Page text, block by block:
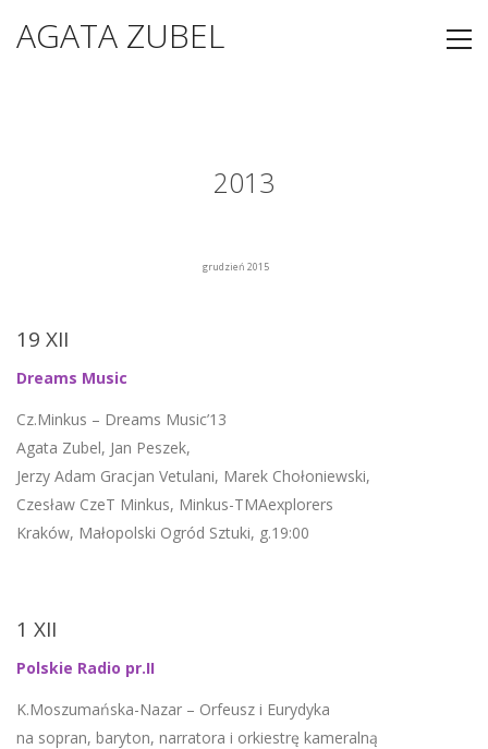
AGATA ZUBEL
2013
grudzień 2015
19 XII
Dreams Music
Cz.Minkus – Dreams Music’13
Agata Zubel, Jan Peszek,
Jerzy Adam Gracjan Vetulani, Marek Chołoniewski,
Czesław CzeT Minkus, Minkus-TMAexplorers
Kraków, Małopolski Ogród Sztuki, g.19:00
1 XII
Polskie Radio pr.II
K.Moszumańska-Nazar – Orfeusz i Eurydyka
na sopran, baryton, narratora i orkiestrę kameralną